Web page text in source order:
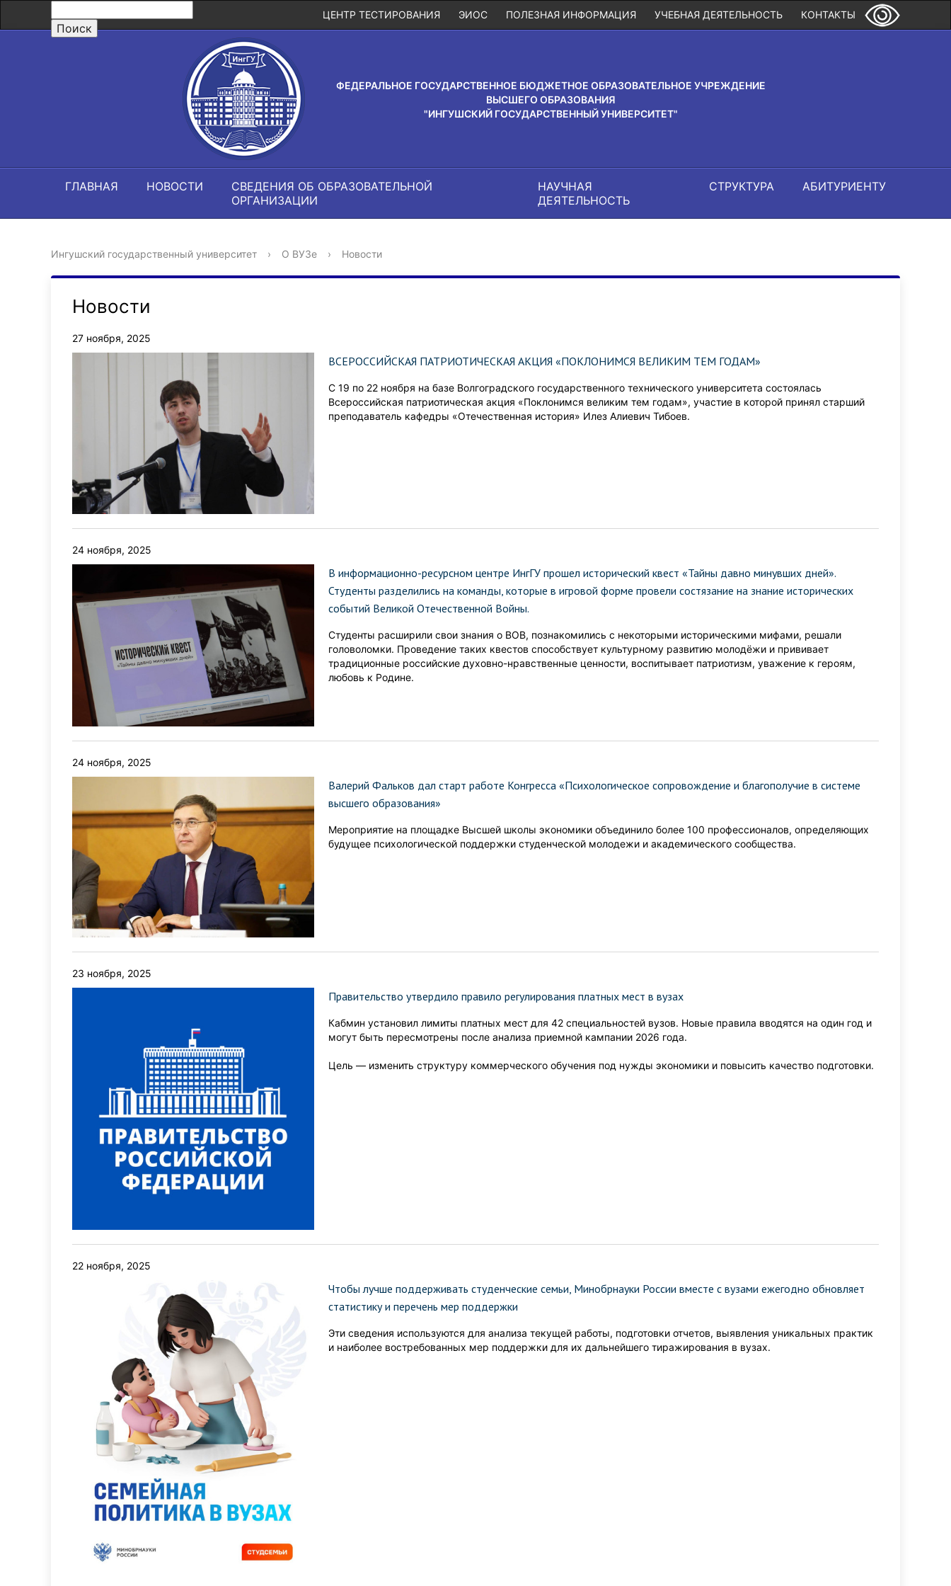
КОНТАКТЫ
УЧЕБНАЯ ДЕЯТЕЛЬНОСТЬ
ПОЛЕЗНАЯ ИНФОРМАЦИЯ
ЭИОС
ЦЕНТР ТЕСТИРОВАНИЯ
ФЕДЕРАЛЬНОЕ ГОСУДАРСТВЕННОЕ БЮДЖЕТНОЕ ОБРАЗОВАТЕЛЬНОЕ УЧРЕЖДЕНИЕ
ВЫСШЕГО ОБРАЗОВАНИЯ
"ИНГУШСКИЙ ГОСУДАРСТВЕННЫЙ УНИВЕРСИТЕТ"
ГЛАВНАЯ НОВОСТИ
СВЕДЕНИЯ ОБ ОБРАЗОВАТЕЛЬНОЙ
ОРГАНИЗАЦИИ
НАУЧНАЯ
ДЕЯТЕЛЬНОСТЬ
СТРУКТУРА АБИТУРИЕНТУ
Ингушский государственный университет › О ВУЗе › Новости
Новости
27 ноября, 2025
ВСЕРОССИЙСКАЯ ПАТРИОТИЧЕСКАЯ АКЦИЯ «ПОКЛОНИМСЯ ВЕЛИКИМ ТЕМ ГОДАМ»
С 19 по 22 ноября на базе Волгоградского государственного технического университета состоялась
Всероссийская патриотическая акция «Поклонимся великим тем годам», участие в которой принял старший
преподаватель кафедры «Отечественная история» Илез Алиевич Тибоев.
24 ноября, 2025
В информационно-ресурсном центре ИнгГУ прошел исторический квест «Тайны давно минувших дней».
Студенты разделились на команды, которые в игровой форме провели состязание на знание исторических
событий Великой Отечественной Войны.
Студенты расширили свои знания о ВОВ, познакомились с некоторыми историческими мифами, решали
головоломки. Проведение таких квестов способствует культурному развитию молодёжи и прививает
традиционные российские духовно-нравственные ценности, воспитывает патриотизм, уважение к героям,
любовь к Родине.
24 ноября, 2025
Валерий Фальков дал старт работе Конгресса «Психологическое сопровождение и благополучие в системе
высшего образования»
Мероприятие на площадке Высшей школы экономики объединило более 100 профессионалов, определяющих
будущее психологической поддержки студенческой молодежи и академического сообщества.
23 ноября, 2025
Правительство утвердило правило регулирования платных мест в вузах
Кабмин установил лимиты платных мест для 42 специальностей вузов. Новые правила вводятся на один год и
могут быть пересмотрены после анализа приемной кампании 2026 года.
Цель — изменить структуру коммерческого обучения под нужды экономики и повысить качество подготовки.
22 ноября, 2025
Чтобы лучше поддерживать студенческие семьи, Минобрнауки России вместе с вузами ежегодно обновляет
статистику и перечень мер поддержки
Эти сведения используются для анализа текущей работы, подготовки отчетов, выявления уникальных практик
и наиболее востребованных мер поддержки для их дальнейшего тиражирования в вузах.